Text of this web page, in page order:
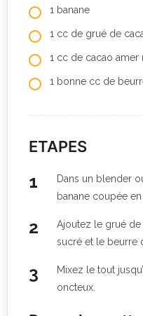
1 banane
1 cc de grué de
1 cc de cacao amer
1 bonne cc de
ETAPES
Dans un blender
banane coupée
Ajoutez le grué
sucré et le beurre
Mixez le tout
oncteux.